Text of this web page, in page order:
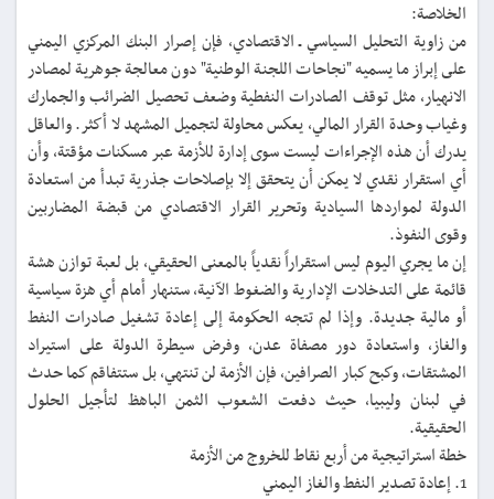
الخلاصة:
من زاوية التحليل السياسي ـ الاقتصادي، فإن إصرار البنك المركزي اليمني
على إبراز ما يسميه "نجاحات اللجنة الوطنية" دون معالجة جوهرية لمصادر
الانهيار، مثل توقف الصادرات النفطية وضعف تحصيل الضرائب والجمارك
وغياب وحدة القرار المالي، يعكس محاولة لتجميل المشهد لا أكثر. والعاقل
يدرك أن هذه الإجراءات ليست سوى إدارة للأزمة عبر مسكنات مؤقتة، وأن
أي استقرار نقدي لا يمكن أن يتحقق إلا بإصلاحات جذرية تبدأ من استعادة
الدولة لمواردها السيادية وتحرير القرار الاقتصادي من قبضة المضاربين
وقوى النفوذ.
إن ما يجري اليوم ليس استقراراً نقدياً بالمعنى الحقيقي، بل لعبة توازن هشة
قائمة على التدخلات الإدارية والضغوط الآنية، ستنهار أمام أي هزة سياسية
أو مالية جديدة. وإذا لم تتجه الحكومة إلى إعادة تشغيل صادرات النفط
والغاز، واستعادة دور مصفاة عدن، وفرض سيطرة الدولة على استيراد
المشتقات، وكبح كبار الصرافين، فإن الأزمة لن تنتهي، بل ستتفاقم كما حدث
في لبنان وليبيا، حيث دفعت الشعوب الثمن الباهظ لتأجيل الحلول
الحقيقية.
خطة استراتيجية من أربع نقاط للخروج من الأزمة
1. إعادة تصدير النفط والغاز اليمني